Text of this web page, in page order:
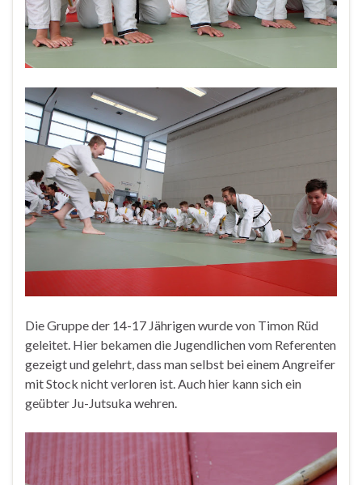
Die Gruppe der 14-17 Jährigen wurde von Timon Rüd
geleitet. Hier bekamen die Jugendlichen vom Referenten
gezeigt und gelehrt, dass man selbst bei einem Angreifer
mit Stock nicht verloren ist. Auch hier kann sich ein
geübter Ju-Jutsuka wehren.